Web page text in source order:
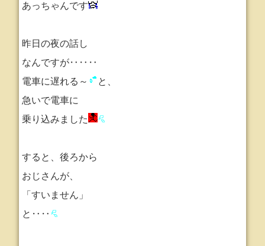
あっちゃんです
昨日の夜の話し
なんですが‥‥‥
電車に遅れる～
と、
急いで電車に
乗り込みました
すると、後ろから
おじさんが、
「すいません」
と‥‥